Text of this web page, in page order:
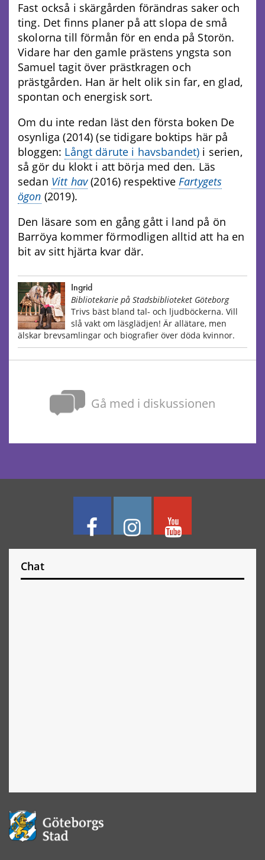
Fast också i skärgården förändras saker och
ting. Det finns planer på att slopa de små
skolorna till förmån för en enda på Storön.
Vidare har den gamle prästens yngsta son
Samuel tagit över prästkragen och
prästgården. Han är helt olik sin far, en glad,
spontan och energisk sort.
Om du inte redan läst den första boken De
osynliga (2014) (se tidigare boktips här på
bloggen: Långt därute i havsbandet) i serien,
så gör du klokt i att börja med den. Läs
sedan Vitt hav(2016) respektive Fartygets
ögon (2019).
Den läsare som en gång gått i land på ön
Barröya kommer förmodligen alltid att ha en
bit av sitt hjärta kvar där.
Ingrid
Bibliotekarie på Stadsbiblioteket Göteborg
Trivs bäst bland tal- och ljudböckerna. Vill
slå vakt om läsglädjen! Är allätare, men
älskar brevsamlingar och biografier över döda kvinnor.
Gå med i diskussionen
Chat